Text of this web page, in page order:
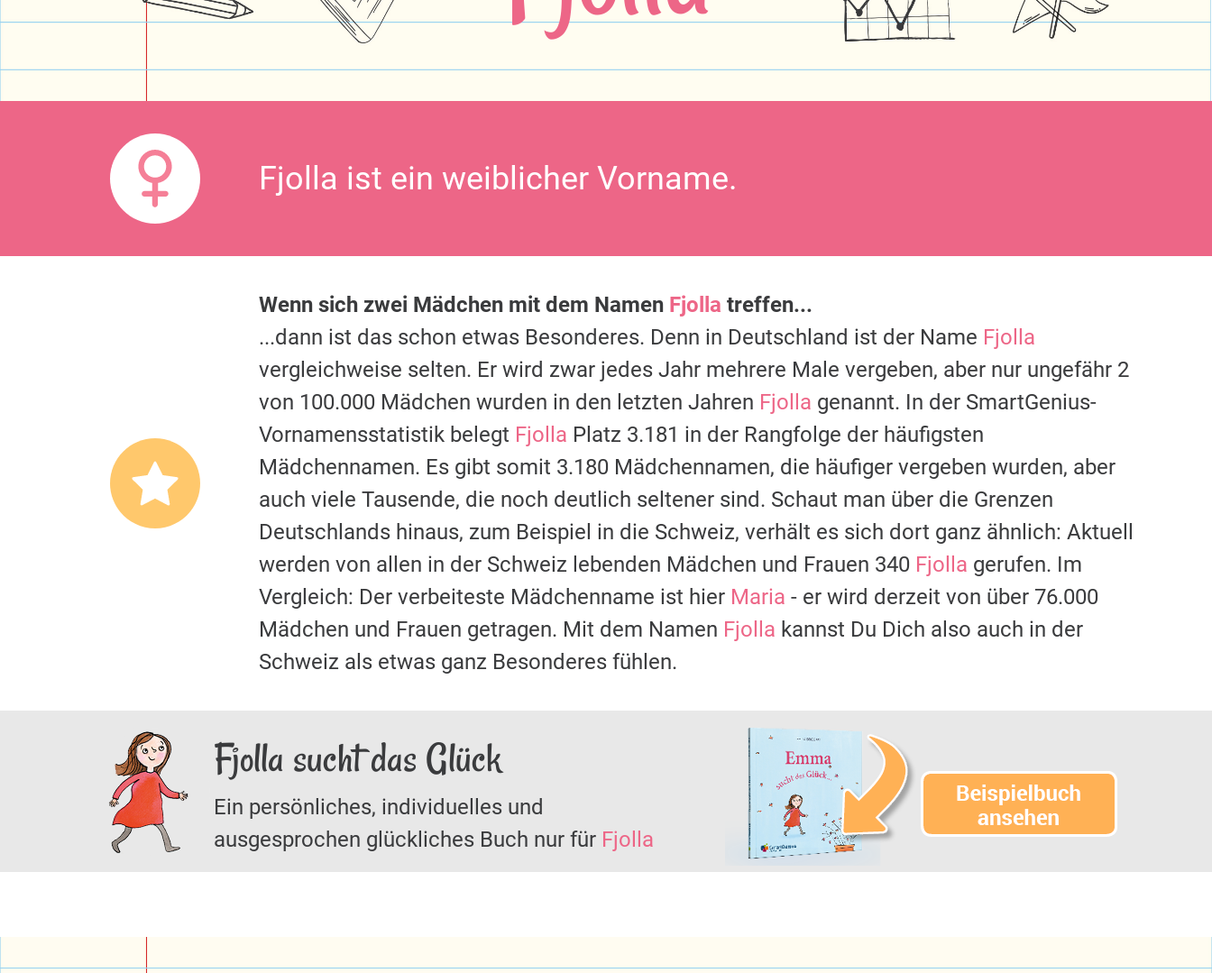
Fjolla ist ein weiblicher Vorname.
Wenn sich zwei Mädchen mit dem Namen Fjolla treffen...
...dann ist das schon etwas Besonderes. Denn in Deutschland ist der Name Fjolla
vergleichweise selten. Er wird zwar jedes Jahr mehrere Male vergeben, aber nur ungefähr 2
von 100.000 Mädchen wurden in den letzten Jahren Fjolla genannt. In der SmartGenius-
Vornamensstatistik belegt Fjolla Platz 3.181 in der Rangfolge der häufigsten
Mädchennamen. Es gibt somit 3.180 Mädchennamen, die häufiger vergeben wurden, aber
auch viele Tausende, die noch deutlich seltener sind. Schaut man über die Grenzen
Deutschlands hinaus, zum Beispiel in die Schweiz, verhält es sich dort ganz ähnlich: Aktuell
werden von allen in der Schweiz lebenden Mädchen und Frauen 340 Fjolla gerufen. Im
Vergleich: Der verbeiteste Mädchenname ist hier Maria - er wird derzeit von über 76.000
Mädchen und Frauen getragen. Mit dem Namen Fjolla kannst Du Dich also auch in der
Schweiz als etwas ganz Besonderes fühlen.
Fjolla sucht das Glück
Ein persönliches, individuelles und
ausgesprochen glückliches Buch nur für Fjolla